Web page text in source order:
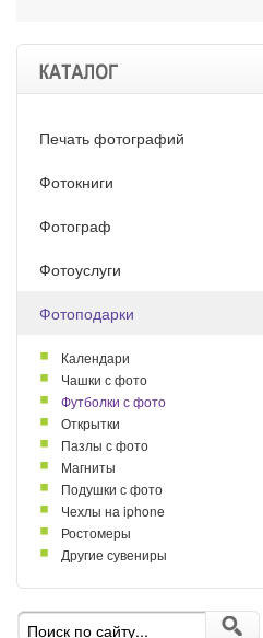
Печать фотографий
Фотокниги
Фотограф
Фотоуслуги
Фотоподарки
Календари
Чашки с фото
Футболки с фото
Открытки
Пазлы с фото
Магниты
Подушки с фото
Чехлы на iphone
Ростомеры
Другие сувениры